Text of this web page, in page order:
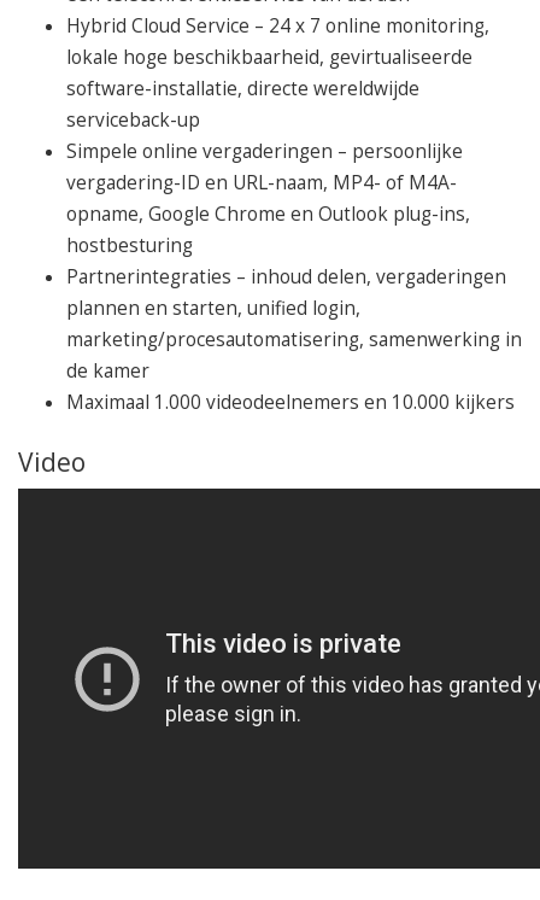
Hybrid Cloud Service – 24 x 7 online monitoring,
lokale hoge beschikbaarheid, gevirtualiseerde
software-installatie, directe wereldwijde
serviceback-up
Simpele online vergaderingen – persoonlijke
vergadering-ID en URL-naam, MP4- of M4A-
opname, Google Chrome en Outlook plug-ins,
hostbesturing
Partnerintegraties – inhoud delen, vergaderingen
plannen en starten, unified login,
marketing/procesautomatisering, samenwerking in
de kamer
Maximaal 1.000 videodeelnemers en 10.000 kijkers
Video